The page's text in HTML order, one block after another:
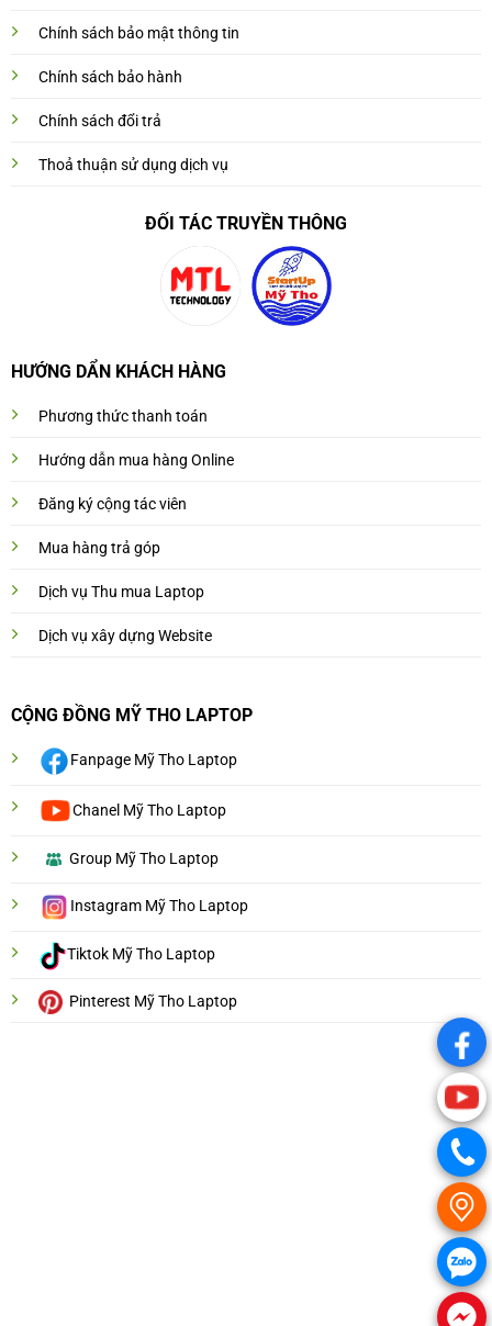
Chính sách bảo mật thông tin
Chính sách bảo hành
Chính sách đổi trả
Thoả thuận sử dụng dịch vụ
ĐỐI TÁC TRUYỀN THÔNG
HƯỚNG DẨN KHÁCH HÀNG
Phương thức thanh toán
Hướng dẫn mua hàng Online
Đăng ký cộng tác viên
Mua hàng trả góp
Dịch vụ Thu mua Laptop
Dịch vụ xây dựng Website
CỘNG ĐỒNG MỸ THO LAPTOP
Fanpage Mỹ Tho Laptop
Chanel Mỹ Tho Laptop
Group Mỹ Tho Laptop
Instagram Mỹ Tho Laptop
Tiktok Mỹ Tho Laptop
Pinterest Mỹ Tho Laptop
.
.
.
.
.
.